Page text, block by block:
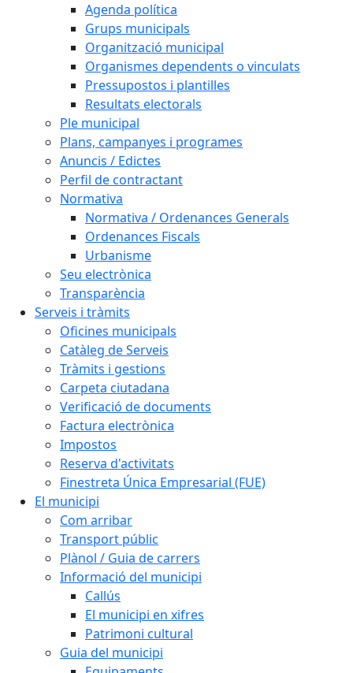
Agenda política
Grups municipals
Organització municipal
Organismes dependents o vinculats
Pressupostos i plantilles
Resultats electorals
Ple municipal
Plans, campanyes i programes
Anuncis / Edictes
Perfil de contractant
Normativa
Normativa / Ordenances Generals
Ordenances Fiscals
Urbanisme
Seu electrònica
Transparència
Serveis i tràmits
Oficines municipals
Catàleg de Serveis
Tràmits i gestions
Carpeta ciutadana
Verificació de documents
Factura electrònica
Impostos
Reserva d'activitats
Finestreta Única Empresarial (FUE)
El municipi
Com arribar
Transport públic
Plànol / Guia de carrers
Informació del municipi
Callús
El municipi en xifres
Patrimoni cultural
Guia del municipi